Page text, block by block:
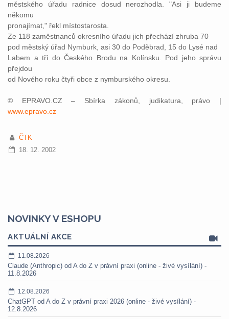
městského úřadu radnice dosud nerozhodla. "Asi ji budeme
někomu
pronajímat," řekl místostarosta.
Ze 118 zaměstnanců okresního úřadu jich přechází zhruba 70
pod městský úřad Nymburk, asi 30 do Poděbrad, 15 do Lysé nad
Labem a tři do Českého Brodu na Kolínsku. Pod jeho správu
přejdou
od Nového roku čtyři obce z nymburského okresu.
© EPRAVO.CZ – Sbírka zákonů, judikatura, právo |
www.epravo.cz
ČTK
18. 12. 2002
NOVINKY V ESHOPU
AKTUÁLNÍ AKCE
11.08.2026
Claude (Anthropic) od A do Z v právní praxi (online - živé vysílání) -
11.8.2026
12.08.2026
ChatGPT od A do Z v právní praxi 2026 (online - živé vysílání) -
12.8.2026